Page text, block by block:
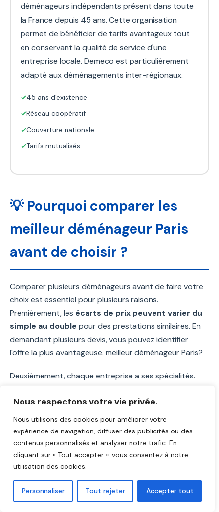
Nous respectons votre vie privée.
Nous utilisons des cookies pour améliorer votre
expérience de navigation, diffuser des publicités ou des
contenus personnalisés et analyser notre trafic. En
cliquant sur « Tout accepter », vous consentez à notre
utilisation des cookies.
Personnaliser Tout rejeter Accepter tout
déménageurs indépendants présent dans toute
la France depuis 45 ans. Cette organisation
permet de bénéficier de tarifs avantageux tout
en conservant la qualité de service d'une
entreprise locale. Demeco est particulièrement
adapté aux déménagements inter-régionaux.
✓45 ans d'existence
✓Réseau coopératif
✓Couverture nationale
✓Tarifs mutualisés
💡 Pourquoi comparer les
meilleur déménageur Paris
avant de choisir ?
Comparer plusieurs déménageurs avant de faire votre
choix est essentiel pour plusieurs raisons.
Premièrement, les écarts de prix peuvent varier du
simple au double pour des prestations similaires. En
demandant plusieurs devis, vous pouvez identifier
l'offre la plus avantageuse. meilleur déménageur Paris?
Deuxièmement, chaque entreprise a ses spécialités.
particuliers, d'autres dans le transfert d'entreprises ou
le transport d'objets fragiles. Comparer vous permet de
trouver le prestataire le plus adapté à vos besoins
spécifiques.
Enfin, lesavis clients
peut proposer des prix attractifs mais avoir une
mauvaise réputation. En comparant les retours
d'expérience, vous évitez les mauvaises surprises le jour